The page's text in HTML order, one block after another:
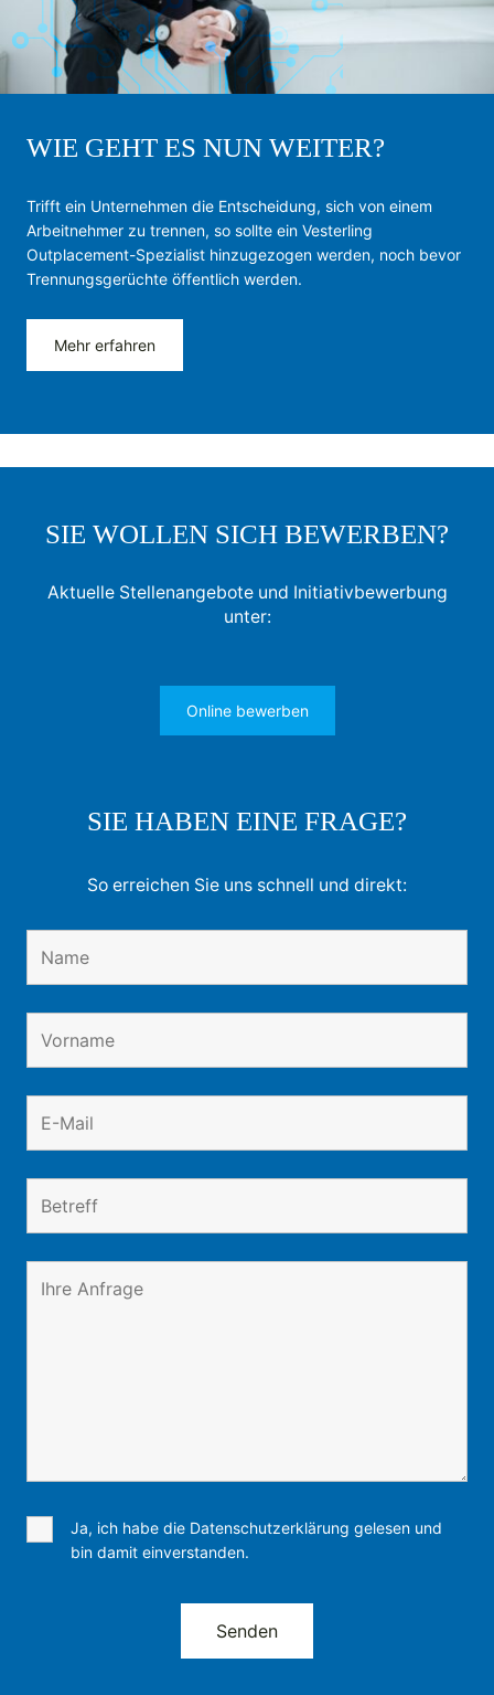
WIE GEHT ES NUN WEITER?
Trifft ein Unternehmen die Entscheidung, sich von einem
Arbeitnehmer zu trennen, so sollte ein Vesterling
Outplacement-Spezialist hinzugezogen werden, noch bevor
Trennungsgerüchte öffentlich werden.
Mehr erfahren
SIE WOLLEN SICH BEWERBEN?
Aktuelle Stellenangebote und Initiativbewerbung
unter:
Online bewerben
SIE HABEN EINE FRAGE?
So erreichen Sie uns schnell und direkt:
Ja, ich habe die Datenschutzerklärung gelesen und
bin damit einverstanden.